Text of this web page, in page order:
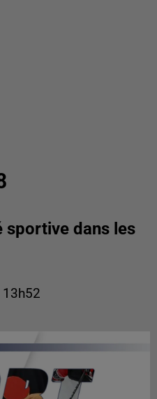
sportive dans les